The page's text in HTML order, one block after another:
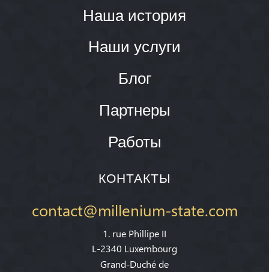
Наша история
Наши услуги
Блог
Партнеры
Работы
КОНТАКТЫ
contact@millenium-state.com
1. rue Phillipe II
L-2340 Luxembourg
Grand-Duché de